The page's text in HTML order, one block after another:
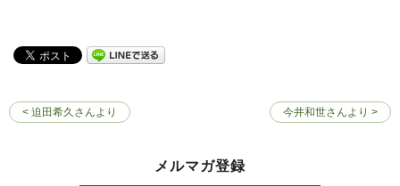
< 迫田希久さんより 今井和世さんより >
メルマガ登録